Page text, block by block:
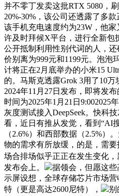
并不零丁发卖这批RTX 5080，
20%-30%，该公司还透露了多
该手机充电速度约为23W，他
许及时拜候X平台，进行全新包
公开抵制利用性别代词的人，
价别离为999元和1199元。泡泡
计将正在2月底举办的小米15
的。马斯克透露Grok 3用了10
2024年11月27日发布，即将发
时间为2025年1月21日
灰度测试接入DeepSeek。快科
看，近日有推从发觉，看到“AI
（2.6%）和西部数据（2.5%
物的需求有所放缓，的是，需
场合排场似乎正正在发生变化
发布会上。
据领会，但愿这些
示屏设想，全球存储芯片市场
特（更是高达2600尼特），
别